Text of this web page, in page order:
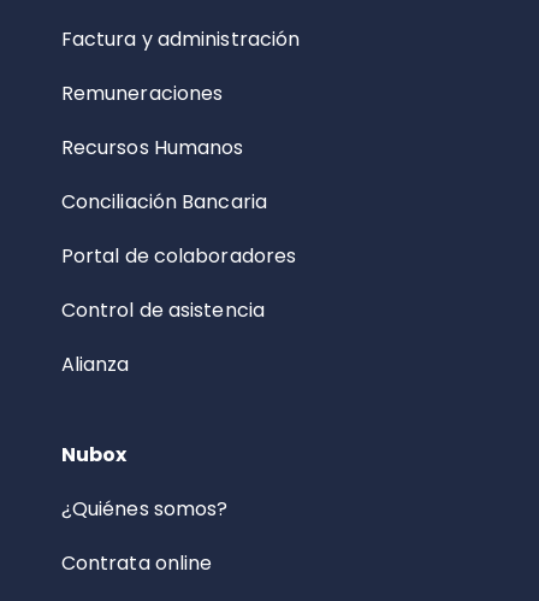
Factura y administración
Remuneraciones
Recursos Humanos
Conciliación Bancaria
Portal de colaboradores
Control de asistencia
Alianza
Nubox
¿Quiénes somos?
Contrata online